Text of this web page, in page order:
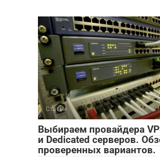
Статьи
Выбираем провайдера
и Dedicated серверов.
проверенных вариантов.